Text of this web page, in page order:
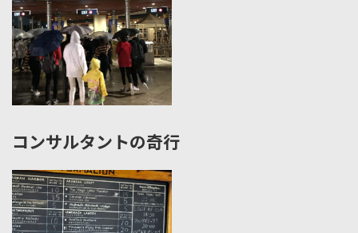
コンサルタントの奇行